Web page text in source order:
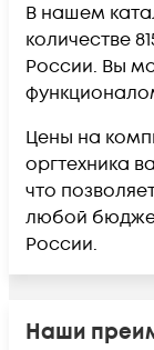
В нашем
количестве
России. Вы
Цены на
оргтехника
что
любой
России.
Наши